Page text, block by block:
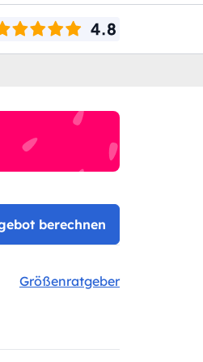
berechnen
Größenratgeber